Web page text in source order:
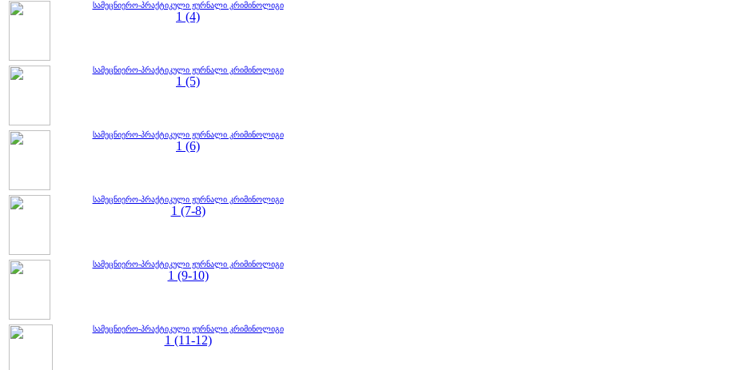
სამეცნიერო-პრაქტიკული ჟურნალი კრიმინოლიგი
1 (4)
სამეცნიერო-პრაქტიკული ჟურნალი კრიმინოლიგი
1 (5)
სამეცნიერო-პრაქტიკული ჟურნალი კრიმინოლიგი
1 (6)
სამეცნიერო-პრაქტიკული ჟურნალი კრიმინოლიგი
1 (7-8)
სამეცნიერო-პრაქტიკული ჟურნალი კრიმინოლიგი
1 (9-10)
სამეცნიერო-პრაქტიკული ჟურნალი კრიმინოლიგი
1 (11-12)